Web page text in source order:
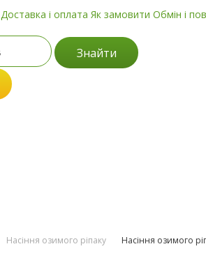
Доставка і оплата Як замовити Обмін і
Знайти
Насіння озимого ріпаку Насіння озимого